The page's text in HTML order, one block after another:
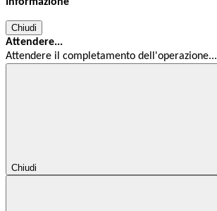
Informazione
Chiudi
Attendere...
Attendere il completamento dell'operazione...
Chiudi